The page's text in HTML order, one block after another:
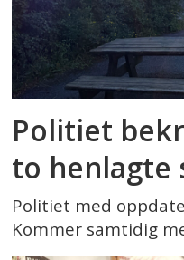
Politiet
to henlagte
Politiet med
Kommer samtidig